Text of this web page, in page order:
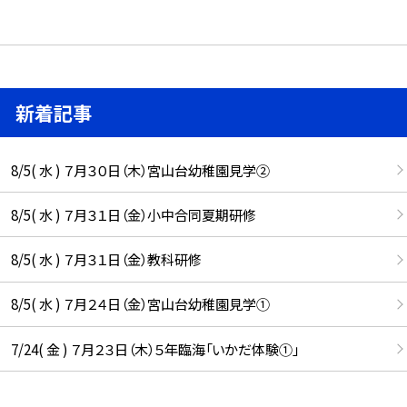
新着記事
8/5( 水 ) ７月３０日（木）宮山台幼稚園見学②
8/5( 水 ) ７月３１日（金）小中合同夏期研修
8/5( 水 ) ７月３１日（金）教科研修
8/5( 水 ) ７月２４日（金）宮山台幼稚園見学①
7/24( 金 ) ７月２３日（木）５年臨海「いかだ体験①」